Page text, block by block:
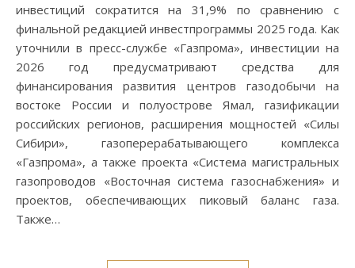
инвестиций сократится на 31,9% по сравнению с
финальной редакцией инвестпрограммы 2025 года. Как
уточнили в пресс-службе «Газпрома», инвестиции на
2026 год предусматривают средства для
финансирования развития центров газодобычи на
востоке России и полуострове Ямал, газификации
российских регионов, расширения мощностей «Силы
Сибири», газоперерабатывающего комплекса
«Газпрома», а также проекта «Система магистральных
газопроводов «Восточная система газоснабжения» и
проектов, обеспечивающих пиковый баланс газа.
Также…